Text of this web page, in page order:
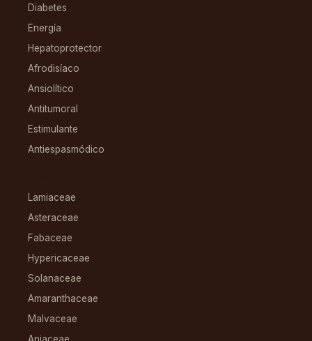
Diabetes
Energía
Hepatoprotector
Afrodisíaco
Ansiolítico
Antitumoral
Estimulante
Antiespasmódico
Lamiaceae
Asteraceae
Fabaceae
Hypericaceae
Solanaceae
Amaranthaceae
Malvaceae